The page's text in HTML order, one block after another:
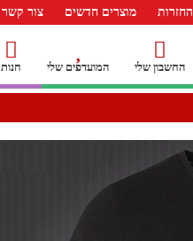
מוצרים חדשים צור קשר
החשבון שלי המועדפים שלי חנות